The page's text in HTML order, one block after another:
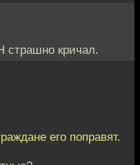
кричал.
его поправят.